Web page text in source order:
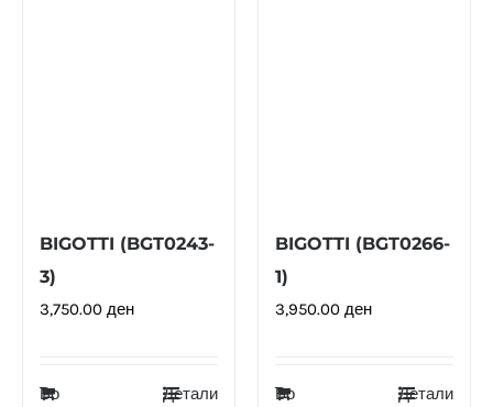
BIGOTTI (BGT0243-
3)
3,750.00 ден
Во
Детали
BIGOTTI (BGT0266-
1)
3,950.00 ден
Во
Детали